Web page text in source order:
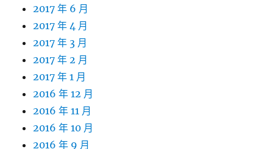
2017 年 6 月
2017 年 4 月
2017 年 3 月
2017 年 2 月
2017 年 1 月
2016 年 12 月
2016 年 11 月
2016 年 10 月
2016 年 9 月